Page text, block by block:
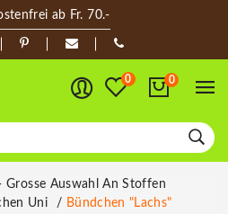
ab Fr. 70.-
0 0
Auswahl An Stoffen
Uni Bündchen "lachs"